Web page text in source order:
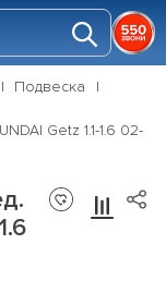
Подвеска
Getz 1.1-1.6 02-